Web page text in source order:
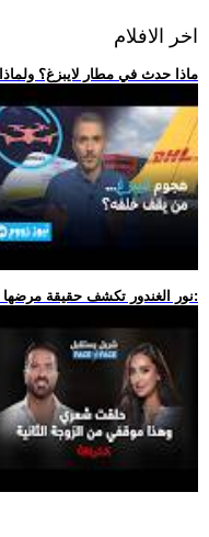
اخر الافلام
.. ماذا حدث في مطار لايبزغ؟
.. نور الغندور تكشف حقيقة مرضها وزواجها وعملها الرمضاني القادم: